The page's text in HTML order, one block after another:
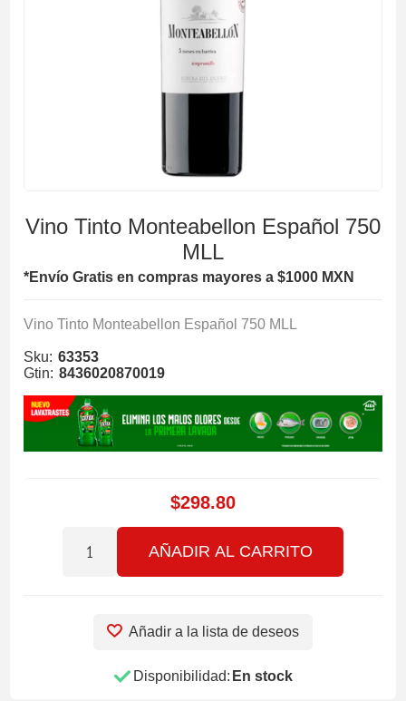
Vino Tinto Monteabellon Español 750
MLL
*Envío Gratis en compras mayores a $1000 MXN
Vino Tinto Monteabellon Español 750 MLL
Sku: 63353
Gtin: 8436020870019
$298.80
AÑADIR AL CARRITO
Añadir a la lista de deseos
Disponibilidad: En stock